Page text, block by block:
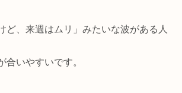
ど、来週はムリ」みたいな波がある人
合いやすいです。